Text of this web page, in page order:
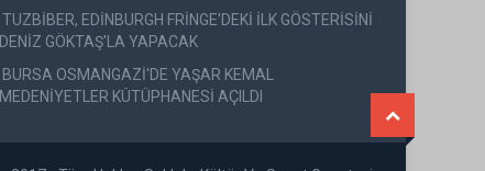
TUZBİBER, EDİNBURGH FRİNGE'DEKİ İLK GÖSTERİSİNİ
DENİZ GÖKTAŞ'LA YAPACAK
BURSA OSMANGAZİ'DE YAŞAR KEMAL
MEDENİYETLER KÜTÜPHANESİ AÇILDI